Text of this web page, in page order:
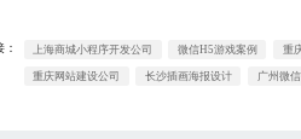
上海商城小程序开发公司 微信H5游戏案例 重
重庆网站建设公司 长沙插画海报设计 广州微